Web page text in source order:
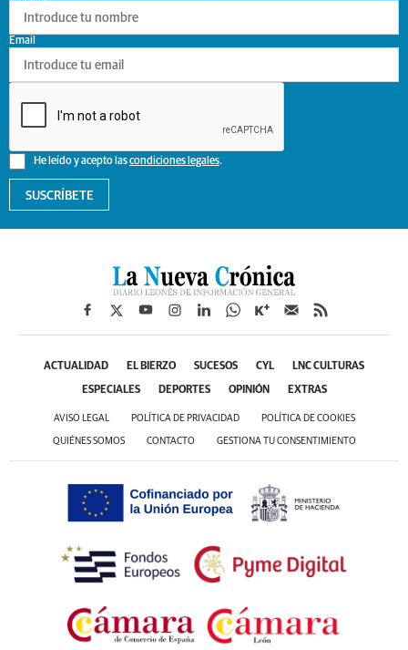
He leído y acepto lascondiciones legales.
Email
SUSCRÍBETE
ACTUALIDAD EL BIERZO SUCESOS CYL LNC CULTURAS
ESPECIALES DEPORTES OPINIÓN EXTRAS
AVISO LEGAL POLÍTICA DE PRIVACIDAD POLÍTICA DE COOKIES
QUIÉNES SOMOS CONTACTO GESTIONA TU CONSENTIMIENTO